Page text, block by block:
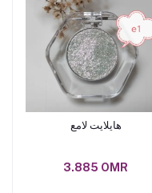
هايلايت لامع
3.885 OMR